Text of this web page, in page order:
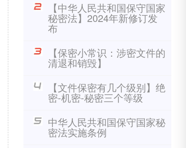
【中华人民共和国保守国家
秘密法】2024年新修订发
布
【保密小常识：涉密文件的
清退和销毁】
【文件保密有几个级别】绝
密-机密-秘密三个等级
中华人民共和国保守国家秘
密法实施条例